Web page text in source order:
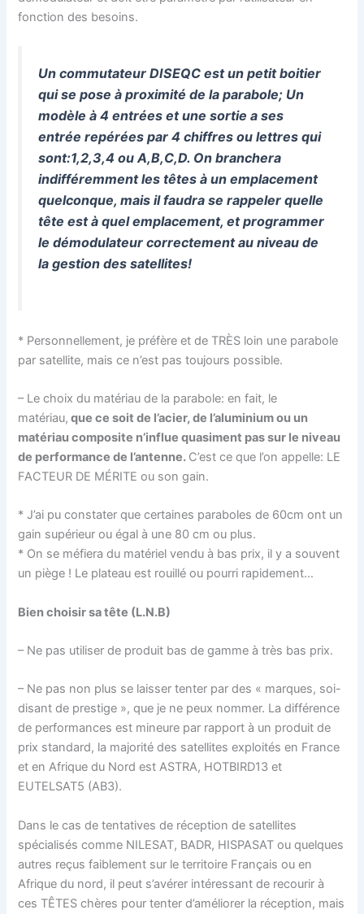
fonction des besoins.
Un commutateur DISEQC est un petit boitier
qui se pose à proximité de la parabole; Un
modèle à 4 entrées et une sortie a ses
entrée repérées par 4 chiffres ou lettres qui
sont:1,2,3,4 ou A,B,C,D. On branchera
indifféremment les têtes à un emplacement
quelconque, mais il faudra se rappeler quelle
tête est à quel emplacement, et programmer
le démodulateur correctement au niveau de
la gestion des satellites!
* Personnellement, je préfère et de TRÈS loin une parabole
par satellite, mais ce n’est pas toujours possible.
– Le choix du matériau de la parabole: en fait, le
matériau, que ce soit de l’acier, de l’aluminium ou un
matériau composite n’influe quasiment pas sur le niveau
de performance de l’antenne. C’est ce que l’on appelle: LE
FACTEUR DE MÉRITE ou son gain.
* J’ai pu constater que certaines paraboles de 60cm ont un
gain supérieur ou égal à une 80 cm ou plus.
* On se méfiera du matériel vendu à bas prix, il y a souvent
un piège ! Le plateau est rouillé ou pourri rapidement…
Bien choisir sa tête (L.N.B)
– Ne pas utiliser de produit bas de gamme à très bas prix.
– Ne pas non plus se laisser tenter par des « marques, soi-
disant de prestige », que je ne peux nommer. La différence
de performances est mineure par rapport à un produit de
prix standard, la majorité des satellites exploités en France
et en Afrique du Nord est ASTRA, HOTBIRD13 et
EUTELSAT5 (AB3).
Dans le cas de tentatives de réception de satellites
spécialisés comme NILESAT, BADR, HISPASAT ou quelques
autres reçus faiblement sur le territoire Français ou en
Afrique du nord, il peut s’avérer intéressant de recourir à
ces TÊTES chères pour tenter d’améliorer la réception, mais